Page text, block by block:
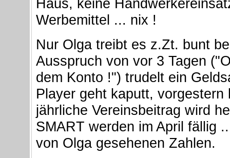
Haus, keine
Werbemittel ... nix !
Nur Olga treibt es z.Zt. bunt
Ausspruch von vor 3 Tagen
dem Konto !") trudelt ein
Player geht kaputt,
jährliche Vereinsbeitrag wird
SMART werden im April fällig
von Olga gesehenen Zahlen.